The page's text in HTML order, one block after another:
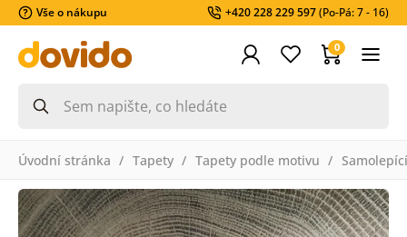
Vše o nákupu +420 228 229 597(Po-Pá: 7 - 16)
0
Úvodní stránka Tapety Tapety podle motivu